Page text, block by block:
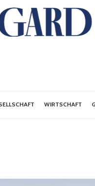
WIRTSCHAFT